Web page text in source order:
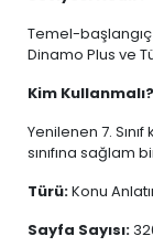
Temel-başlangıç
Dinamo Plus ve
Kim Kullanmalı?
Yenilenen 7.
sınıfına sağlam
Türü:Konu
Sayfa Sayısı: